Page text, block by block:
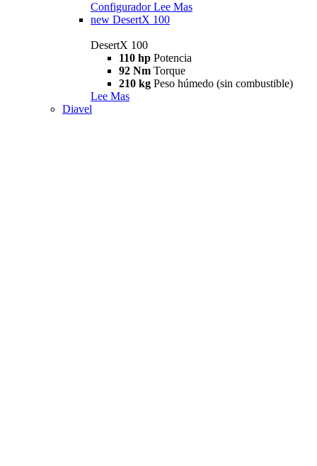
Configurador Lee Mas
new DesertX 100
DesertX 100
110 hp Potencia
92 Nm Torque
210 kg Peso húmedo (sin combustible)
Lee Mas
Diavel